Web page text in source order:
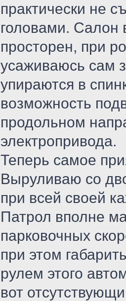
практически не
головами. Салон
просторен, при
усаживаюсь сам
упираются в
возможность
продольном
электропривода.
Теперь самое
Выруливаю со
при всей своей
Патрол вполне
парковочных
при этом
рулем этого
вот